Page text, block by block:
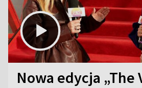
Nowa edycja „The